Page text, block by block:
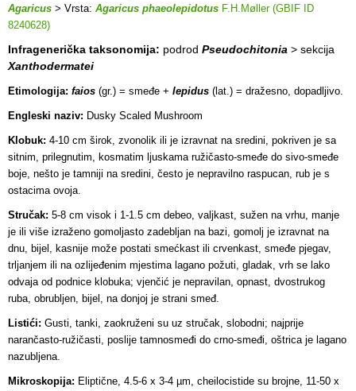
Agaricus > Vrsta: Agaricus phaeolepidotus F.H.Møller (GBIF ID
8240628)
Infragenerička taksonomija: podrod Pseudochitonia > sekcija
Xanthodermatei
Etimologija: faios (gr.) = smeđe + lepidus (lat.) = dražesno, dopadljivo.
Engleski naziv: Dusky Scaled Mushroom
Klobuk: 4-10 cm širok, zvonolik ili je izravnat na sredini, pokriven je sa
sitnim, prilegnutim, kosmatim ljuskama ružičasto-smeđe do sivo-smeđe
boje, nešto je tamniji na sredini, često je nepravilno raspucan, rub je s
ostacima ovoja.
Stručak: 5-8 cm visok i 1-1.5 cm debeo, valjkast, sužen na vrhu, manje
je ili više izraženo gomoljasto zadebljan na bazi, gomolj je izravnat na
dnu, bijel, kasnije može postati smećkast ili crvenkast, smeđe pjegav,
trljanjem ili na ozlijeđenim mjestima lagano požuti, gladak, vrh se lako
odvaja od podnice klobuka; vjenčić je nepravilan, opnast, dvostrukog
ruba, obrubljen, bijel, na donjoj je strani smeđ.
Listići: Gusti, tanki, zaokruženi su uz stručak, slobodni; najprije
narančasto-ružičasti, poslije tamnosmeđi do crno-smeđi, oštrica je lagano
nazubljena.
Mikroskopija: Eliptične, 4.5-6 x 3-4 µm, cheilocistide su brojne, 11-50 x